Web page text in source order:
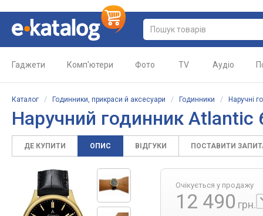
Гаджети Комп'ютери Фото TV Аудіо
Каталог / Годинники, прикраси й аксесуари / Годинники / Наручні
Наручний годинник Atlantic
ДЕ КУПИТИ ОПИС ВІДГУКИ ПОСТАВИТИ
Очікується у продажу
12 490 грн.